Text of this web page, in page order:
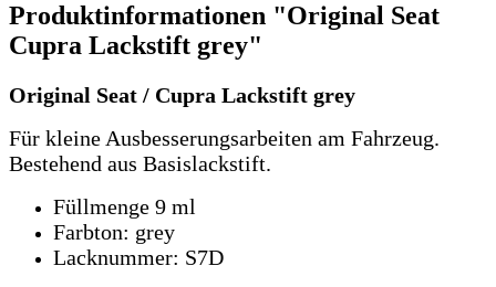
Produktinformationen "Original Seat
Cupra Lackstift grey"
Original Seat / Cupra Lackstift grey
Für kleine Ausbesserungsarbeiten am Fahrzeug.
Bestehend aus Basislackstift.
Füllmenge 9 ml
Farbton: grey
Lacknummer: S7D